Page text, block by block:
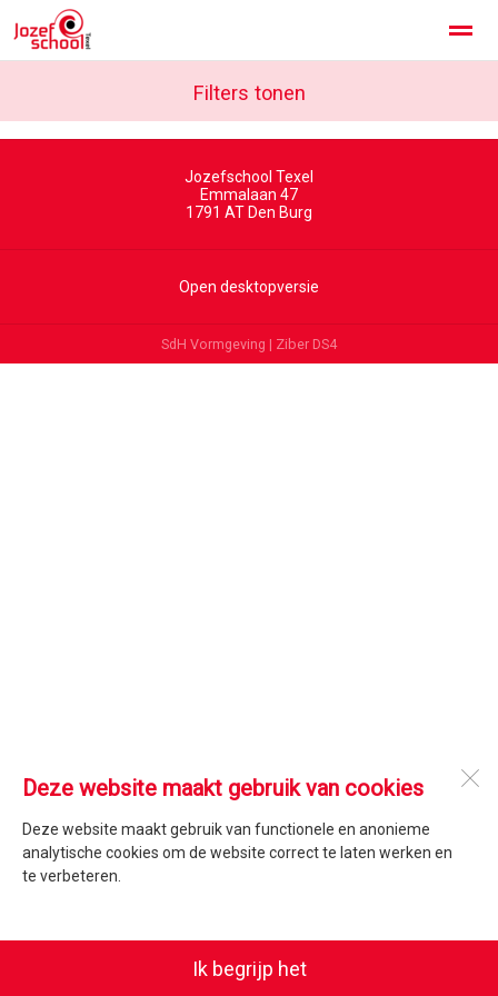
Kennismaken
Facebook Instagram
Deze website maakt gebruik van cookies
Deze website maakt gebruik van functionele en anonieme
analytische cookies om de website correct te laten werken en
te verbeteren.
Ik begrijp het
Filters tonen
Jozefschool Texel
Emmalaan 47
1791 AT Den Burg
Open desktopversie
SdH Vormgeving | Ziber DS4